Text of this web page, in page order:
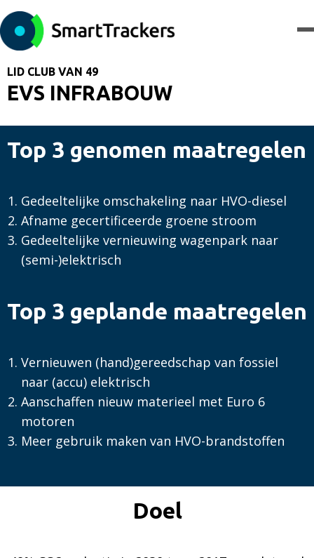
LID CLUB VAN 49
EVS INFRABOUW
Top 3 genomen maatregelen
Gedeeltelijke omschakeling naar HVO-diesel
Afname gecertificeerde groene stroom
Gedeeltelijke vernieuwing wagenpark naar
(semi-)elektrisch
Top 3 geplande maatregelen
Vernieuwen (hand)gereedschap van fossiel
naar (accu) elektrisch
Aanschaffen nieuw materieel met Euro 6
motoren
Meer gebruik maken van HVO-brandstoffen
Doel